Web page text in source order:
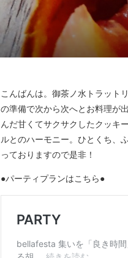
こんばんは。御茶ノ水トラット
の準備で次から次へとお料理が
んだ甘くてサクサクしたクッキ
ルとのハーモニー。ひとくち、
っておりますので是非！
●パーティプランはこちら●